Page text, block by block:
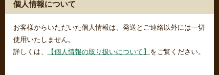
個人情報について
お客様からいただいた個人情報は、発送とご連絡以外には一切
使用いたしません。
詳しくは、
【個人情報の取り扱いについて】 をご覧ください。